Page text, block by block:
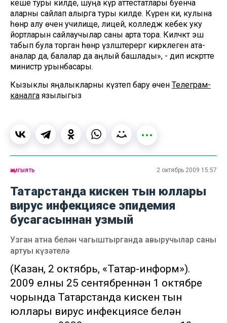
кеше туры килде, шуңа күрә аттестатлары буенча
аларны сайлап алырга туры килде. Күренә ки, кулына
һөнәр алу өчен училище, лицей, колледж кебек уку
йортларын сайлаучылар саны арта тора. Киләчәктә эш
табып була торган һөнәр үзләштерергә кирәклеген ата-
аналар да, балалар да аңлый башлады», - дип искәртте
министр урынбасары.
Кызыклы яңалыкларны күзәтеп бару өчен Телеграм-
каналга язылыгыз
җәмгыять 2 октябрь 2009 15:57
Татарстанда кискен тын юллары
вирус инфекциясе эпидемия
бусагасыннан узмый
Узган атна белән чагыштырганда авыручылар саны
артуы күзәтелә
(Казан, 2 октябрь, «Татар-информ»).
2009 елның 25 сентябреннән 1 октябре
чорында Татарстанда кискен тын
юллары вирус инфекциясе белән